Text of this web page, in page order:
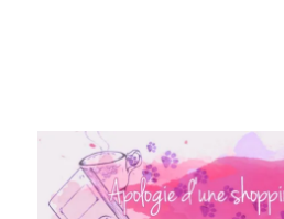
Apologie d'une